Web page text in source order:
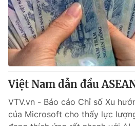
Thị trường 24h Tấm
VTV4
VTV9 VTV8
Liên hệ tòa soạn
Việt Nam dẫn đầu
VTV.vn - Báo cáo Chỉ số Xu
của Microsoft cho thấy lực